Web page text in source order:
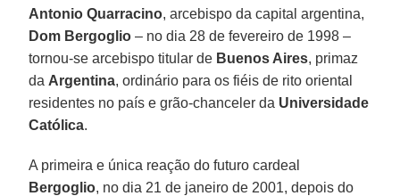
Antonio Quarracino, arcebispo da capital argentina,
Dom Bergoglio – no dia 28 de fevereiro de 1998 –
tornou-se arcebispo titular de Buenos Aires, primaz
da Argentina, ordinário para os fiéis de rito oriental
residentes no país e grão-chanceler da Universidade
Católica.
A primeira e única reação do futuro cardeal
Bergoglio, no dia 21 de janeiro de 2001, depois do